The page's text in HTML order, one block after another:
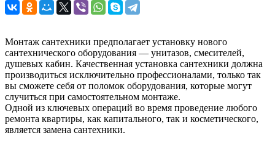
Монтаж сантехники предполагает установку нового
сантехнического оборудования — унитазов, смесителей,
душевых кабин. Качественная установка сантехники должна
производиться исключительно профессионалами, только так
вы сможете себя от поломок оборудования, которые могут
случиться при самостоятельном монтаже.
Одной из ключевых операций во время проведение любого
ремонта квартиры, как капитального, так и косметического,
является замена сантехники.